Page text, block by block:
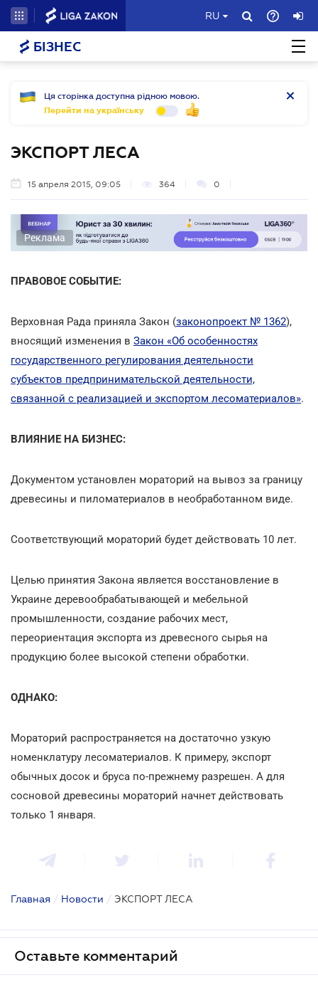
RU
БІЗНЕС
Ця сторінка доступна рідною мовою.
Перейти на українську
ЭКСПОРТ ЛЕСА
15 апреля 2015, 09:05 364 0
Реклама
ПРАВОВОЕ СОБЫТИЕ:
Верховная Рада приняла Закон (законопроект № 1362),
вносящий изменения в Закон «Об особенностях
государственного регулирования деятельности
субъектов предпринимательской деятельности,
связанной с реализацией и экспортом лесоматериалов».
ВЛИЯНИЕ НА БИЗНЕС:
Документом установлен мораторий на вывоз за границу
древесины и пиломатериалов в необработанном виде.
Соответствующий мораторий будет действовать 10 лет.
Целью принятия Закона является восстановление в
Украине деревообрабатывающей и мебельной
промышленности, создание рабочих мест,
переориентация экспорта из древесного сырья на
продукцию более высокой степени обработки.
ОДНАКО:
Мораторий распространяется на достаточно узкую
номенклатуру лесоматериалов. К примеру, экспорт
обычных досок и бруса по-прежнему разрешен. А для
сосновой древесины мораторий начнет действовать
только 1 января.
Главная / Новости / ЭКСПОРТ ЛЕСА
Оставьте комментарий